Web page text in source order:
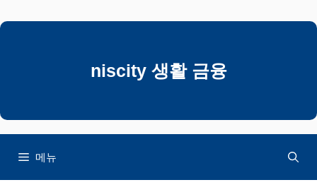
텐
뛰
niscity 생활 금융
메뉴